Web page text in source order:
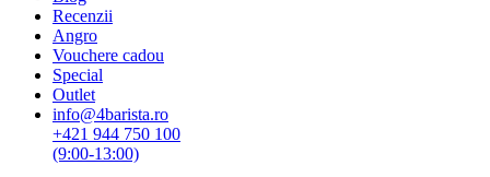
Recenzii
Angro
Vouchere cadou
Special
Outlet
info@4barista.ro
+421 944 750 100
(9:00-13:00)